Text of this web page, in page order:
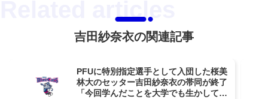
吉田紗奈衣の関連記事
PFUに特別指定選手として入団した桜美
林大のセッター吉田紗奈衣の帯同が終了
「今回学んだことを大学でも生かして、